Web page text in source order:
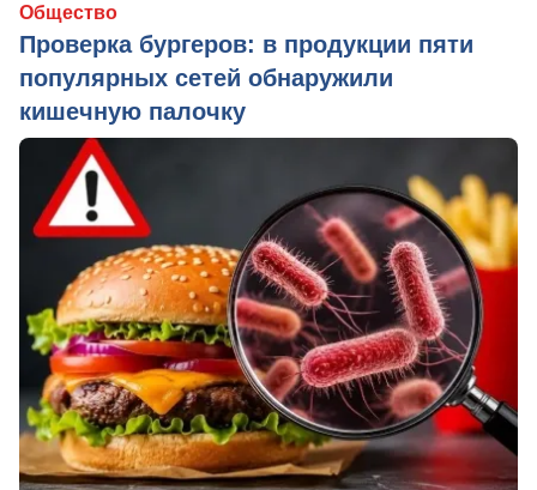
Общество
Проверка бургеров: в продукции пяти
популярных сетей обнаружили
кишечную палочку